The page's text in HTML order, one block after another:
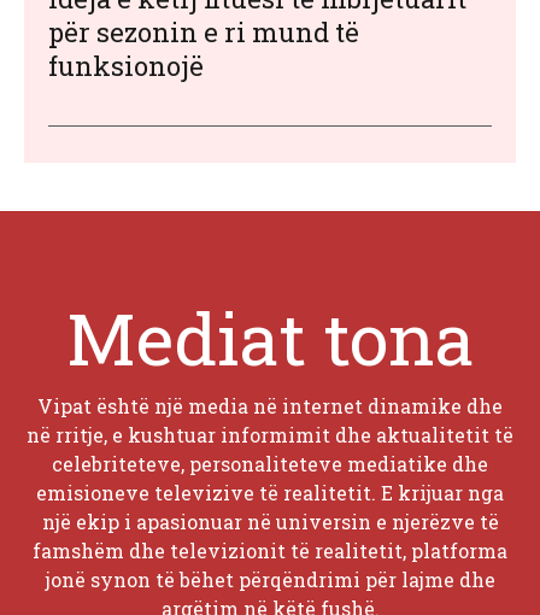
për sezonin e ri mund të
funksionojë
Mediat tona
Vipat është një media në internet dinamike dhe
në rritje, e kushtuar informimit dhe aktualitetit të
celebriteteve, personaliteteve mediatike dhe
emisioneve televizive të realitetit. E krijuar nga
një ekip i apasionuar në universin e njerëzve të
famshëm dhe televizionit të realitetit, platforma
jonë synon të bëhet përqëndrimi për lajme dhe
argëtim në këtë fushë.